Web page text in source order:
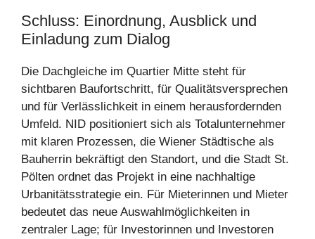
Schluss: Einordnung, Ausblick und
Einladung zum Dialog
Die Dachgleiche im Quartier Mitte steht für
sichtbaren Baufortschritt, für Qualitätsversprechen
und für Verlässlichkeit in einem herausfordernden
Umfeld. NID positioniert sich als Totalunternehmer
mit klaren Prozessen, die Wiener Städtische als
Bauherrin bekräftigt den Standort, und die Stadt St.
Pölten ordnet das Projekt in eine nachhaltige
Urbanitätsstrategie ein. Für Mieterinnen und Mieter
bedeutet das neue Auswahlmöglichkeiten in
zentraler Lage; für Investorinnen und Investoren